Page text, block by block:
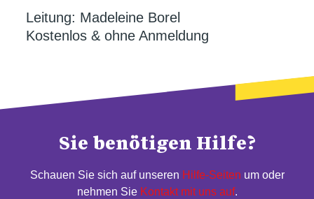
Leitung: Madeleine Borel
Kostenlos & ohne Anmeldung
Sie benötigen Hilfe?
Schauen Sie sich auf unseren Hilfe-Seiten um oder
nehmen Sie Kontakt mit uns auf.